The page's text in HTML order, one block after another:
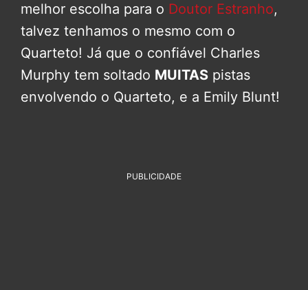
melhor escolha para o Doutor Estranho,
talvez tenhamos o mesmo com o
Quarteto! Já que o confiável Charles
Murphy tem soltado MUITAS pistas
envolvendo o Quarteto, e a Emily Blunt!
PUBLICIDADE